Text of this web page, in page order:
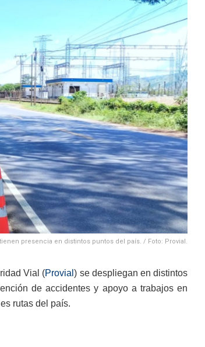
presencia en distintos puntos del país. / Foto: Provial.
Vial (Provial) se despliegan en distintos
de accidentes y apoyo a trabajos en
rutas del país.